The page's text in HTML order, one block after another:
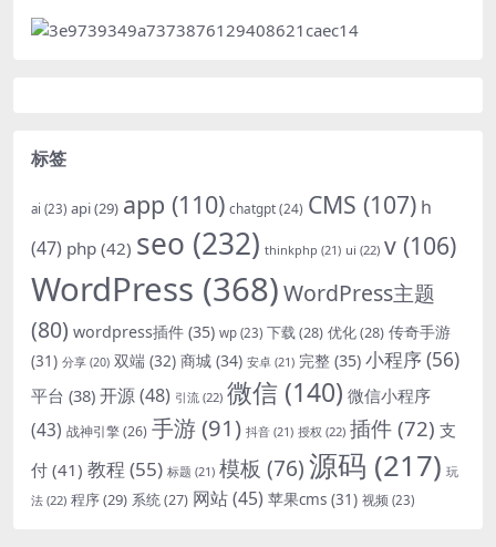
标签
ai (23) api(29) app (110) chatgpt(24) CMS (107) h
(47) php (42) seo (232) thinkphp (21) ui (22) v (106)
WordPress (368)WordPress主题
(80) wordpress插件 (35) wp (23) 下载(28) 优化(28) 传奇手游
(31) 分享 (20) 双端 (32) 商城 (34) 安卓 (21) 完整 (35) 小程序(56)
平台 (38) 开源(48) 引流 (22) 微信 (140) 微信小程序
(43) 战神引擎(26) 手游(91) 抖音 (21) 授权 (22) 插件 (72) 支
付 (41) 教程 (55) 标题 (21) 模板 (76)源码 (217) 玩
法 (22) 程序(29) 系统(27) 网站(45) 苹果cms (31) 视频 (23)